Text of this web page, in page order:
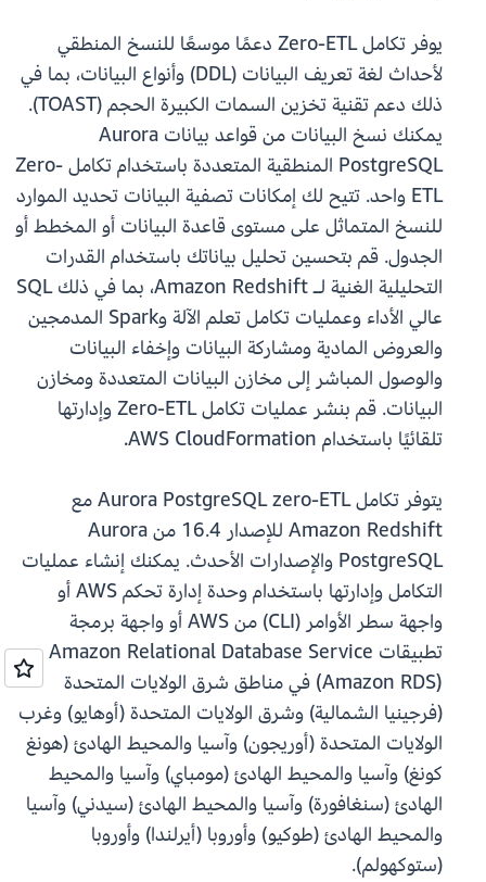
يوفر تكامل Zero-ETL دعمًا موسعًا للنسخ المنطقي
لأحداث لغة تعريف البيانات (DDL) وأنواع البيانات، بما في
ذلك دعم تقنية تخزين السمات الكبيرة الحجم (TOAST).
يمكنك نسخ البيانات من قواعد بيانات Aurora
PostgreSQL المنطقية المتعددة باستخدام تكامل Zero-
ETL واحد. تتيح لك إمكانات تصفية البيانات تحديد الموارد
للنسخ المتماثل على مستوى قاعدة البيانات أو المخطط أو
الجدول. قم بتحسين تحليل بياناتك باستخدام القدرات
التحليلية الغنية لـ Amazon Redshift، بما في ذلك SQL
عالي الأداء وعمليات تكامل تعلم الآلة وSpark المدمجين
والعروض المادية ومشاركة البيانات وإخفاء البيانات
والوصول المباشر إلى مخازن البيانات المتعددة ومخازن
البيانات. قم بنشر عمليات تكامل Zero-ETL وإدارتها
تلقائيًا باستخدام AWS CloudFormation.
يتوفر تكامل Aurora PostgreSQL zero-ETL مع
Amazon Redshift للإصدار 16.4 من Aurora
PostgreSQL والإصدارات الأحدث. يمكنك إنشاء عمليات
التكامل وإدارتها باستخدام وحدة إدارة تحكم AWS أو
واجهة سطر الأوامر (CLI) من AWS أو واجهة برمجة
تطبيقات Amazon Relational Database Service
(Amazon RDS) في مناطق شرق الولايات المتحدة
(فرجينيا الشمالية) وشرق الولايات المتحدة (أوهايو) وغرب
الولايات المتحدة (أوريجون) وآسيا والمحيط الهادئ (هونغ
كونغ) وآسيا والمحيط الهادئ (مومباي) وآسيا والمحيط
الهادئ (سنغافورة) وآسيا والمحيط الهادئ (سيدني) وآسيا
والمحيط الهادئ (طوكيو) وأوروبا (أيرلندا) وأوروبا
(ستوكهولم).